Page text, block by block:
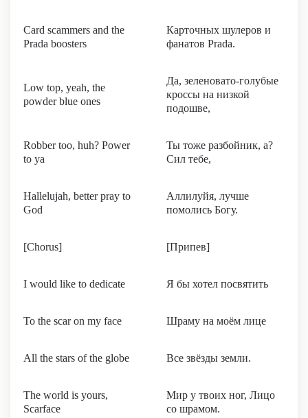
Card scammers and the
Prada boosters
Карточных шулеров и
фанатов Prada.
Low top, yeah, the
powder blue ones
Да, зеленовато-голубые
кроссы на низкой
подошве,
Robber too, huh? Power
to ya
Ты тоже разбойник, а?
Сил тебе,
Hallelujah, better pray to
God
Аллилуйя, лучше
помолись Богу.
[Chorus] [Припев]
I would like to dedicate Я бы хотел посвятить
To the scar on my face Шраму на моём лице
All the stars of the globe Все звёзды земли.
The world is yours,
Scarface
Мир у твоих ног, Лицо
со шрамом.